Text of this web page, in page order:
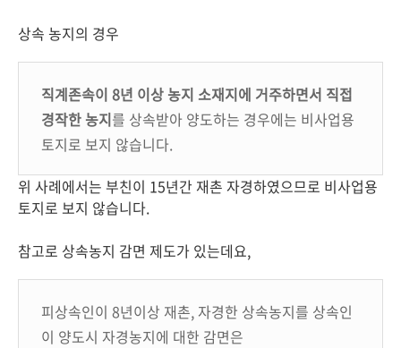
상속 농지의 경우
직계존속이 8년 이상 농지 소재지에 거주하면서 직접
경작한 농지를 상속받아 양도하는 경우에는 비사업용
토지로 보지 않습니다.
위 사례에서는 부친이 15년간 재촌 자경하였으므로 비사업용
토지로 보지 않습니다.
참고로 상속농지 감면 제도가 있는데요,
피상속인이 8년이상 재촌, 자경한 상속농지를 상속인
이 양도시 자경농지에 대한 감면은